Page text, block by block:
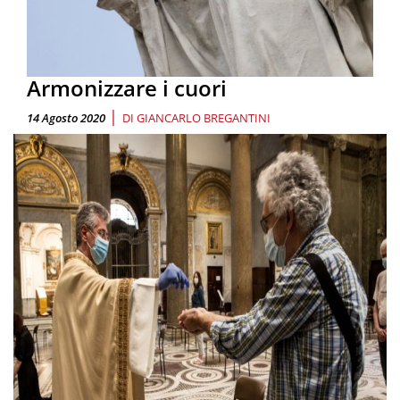
Armonizzare i cuori
14 Agosto 2020 | DI GIANCARLO BREGANTINI